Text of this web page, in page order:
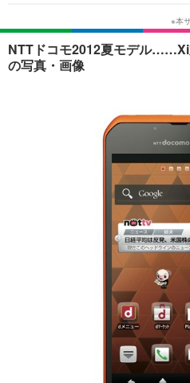
音楽
ショッピング
ライフTOP
ペット
リリース一覧
プッシュ通知の停止方法
NTTドコモ2012夏モデル……Xi
の写真・画像